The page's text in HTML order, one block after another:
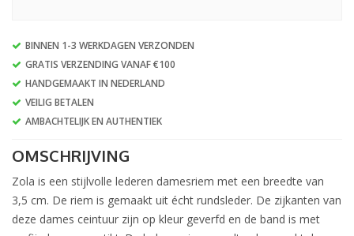
BINNEN 1-3 WERKDAGEN VERZONDEN
GRATIS VERZENDING VANAF €100
HANDGEMAAKT IN NEDERLAND
VEILIG BETALEN
AMBACHTELIJK EN AUTHENTIEK
OMSCHRIJVING
Zola is een stijlvolle lederen damesriem met een breedte van
3,5 cm. De riem is gemaakt uit écht rundsleder. De zijkanten van
deze dames ceintuur zijn op kleur geverfd en de band is met